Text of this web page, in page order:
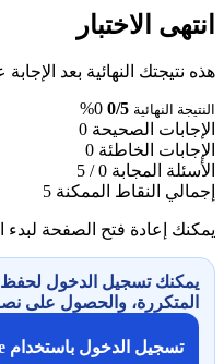
انتهى الاختبار
هذه نتيجتك النهائية بعد
النتيجة النهائية 0/5
0%
الإجابات الصحيحة 0
الإجابات الخاطئة 0
الأسئلة المجابة 0 / 5
إجمالي النقاط الممكنة 5
يمكنك إعادة فتح الصفحة لبدء
يمكنك تسجيل الدخول
المتكررة، والحصول على
تسجيل الدخول باستخدام Google